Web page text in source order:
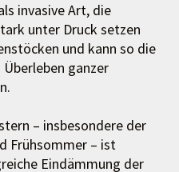
invasive Art, die
unter Druck setzen
und kann so die
ganzer
– insbesondere der
Frühsommer – ist
Eindämmung der